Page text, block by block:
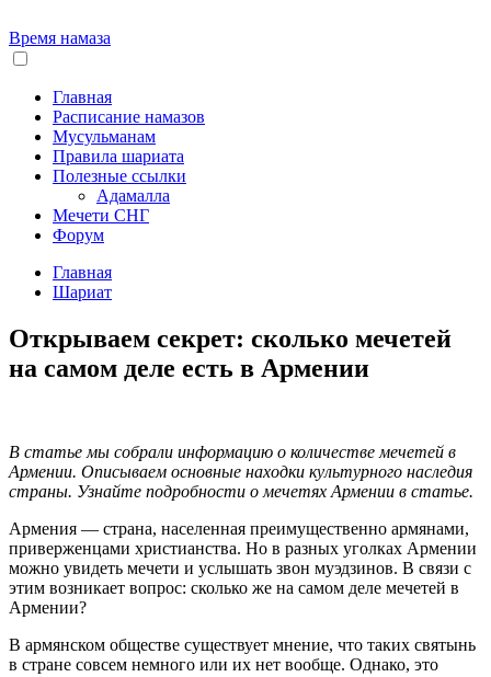
Время намаза
Главная
Расписание намазов
Мусульманам
Правила шариата
Полезные ссылки
Адамалла
Мечети СНГ
Форум
Главная
Шариат
Открываем секрет: сколько мечетей
на самом деле есть в Армении
В статье мы собрали информацию о количестве мечетей в
Армении. Описываем основные находки культурного наследия
страны. Узнайте подробности о мечетях Армении в статье.
Армения — страна, населенная преимущественно армянами,
приверженцами христианства. Но в разных уголках Армении
можно увидеть мечети и услышать звон муэдзинов. В связи с
этим возникает вопрос: сколько же на самом деле мечетей в
Армении?
В армянском обществе существует мнение, что таких святынь
в стране совсем немного или их нет вообще. Однако, это